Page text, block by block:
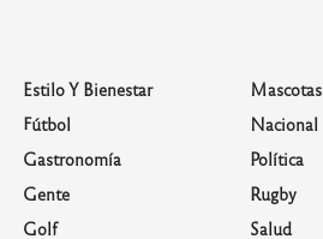
Estilo Y Bienestar
Fútbol
Gastronomía
Gente
Golf
Mascotas
Nacional
Política
Rugby
Salud